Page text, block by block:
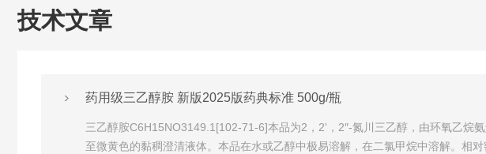
技术文章
药用级三乙醇胺 新版2025版药典标准 500g/瓶
三乙醇胺C6H15NO3149.1[102-71-6]本品为2，2'，2″-氮川三乙醇，由环氧乙烷
至微黄色的黏稠澄清液体。本品在水或乙醇中极易溶解，在二氯甲烷中溶解。相